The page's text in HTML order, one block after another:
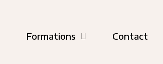
Formations Contact